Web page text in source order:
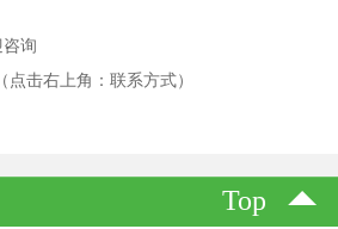
询
点击右上角：联系方式）
Top